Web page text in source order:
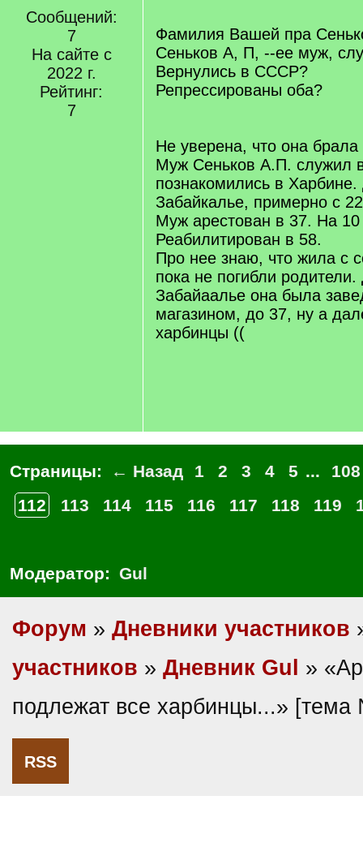
Сообщений:
7
На сайте с
2022 г.
Рейтинг:
7
Фамилия Вашей пра
Сеньков А, П, --ее муж,
Вернулись в СССР?
Репрессированы оба?
Не уверена, что она
Муж Сеньков А.П. служил
познакомились в
Забайкалье, примерно с
Муж арестован в 37. На 10
Реабилитирован в 58.
Про нее знаю, что жила с
пока не погибли
Забайаалье она была
магазином, до 37, ну а
харбинцы ((
Страницы: ← Назад 1 2 3 4 5 ...
108
112
113 114 115 116 117 118 119
Модератор: Gul
Форум » Дневники участников
участников » Дневник Gul
»
подлежат все харбинцы...»
RSS